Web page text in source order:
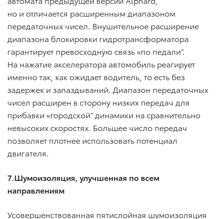
но и отличается расширенным диапазоном
передаточных чисел. Внушительное расширение
диапазона блокировки гидротрансформатора
гарантирует превосходную связь «по педали”.
На нажатие акселератора автомобиль реагирует
именно так, как ожидает водитель, то есть без
задержек и запаздываний. Диапазон передаточных
чисел расширен в сторону низких передач для
прибавки «городской” динамики на сравнительно
невысоких скоростях. Большее число передач
позволяет плотнее использовать потенциал
двигателя.
7.Шумоизоляция, улучшенная по всем
направлениям
Усовершенствованная пятислойная шумоизоляция